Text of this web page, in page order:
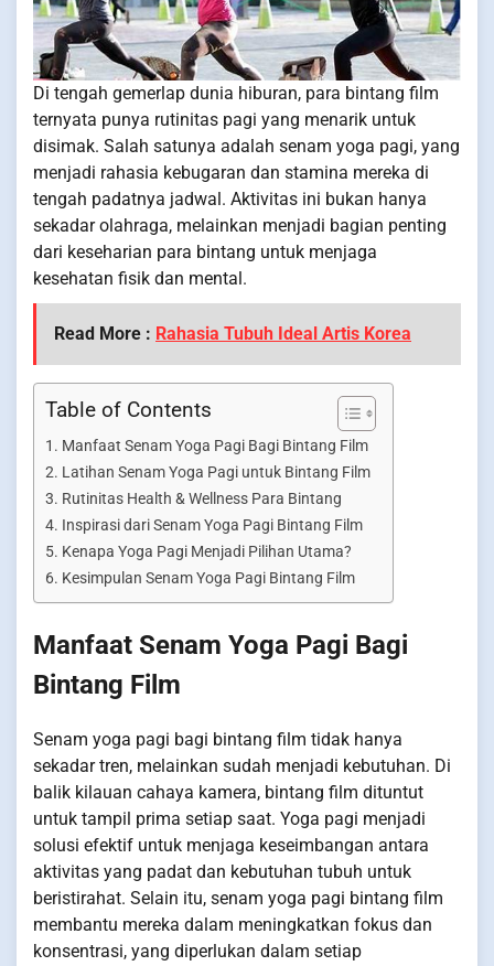
Di tengah gemerlap dunia hiburan, para bintang film
ternyata punya rutinitas pagi yang menarik untuk
disimak. Salah satunya adalah senam yoga pagi, yang
menjadi rahasia kebugaran dan stamina mereka di
tengah padatnya jadwal. Aktivitas ini bukan hanya
sekadar olahraga, melainkan menjadi bagian penting
dari keseharian para bintang untuk menjaga
kesehatan fisik dan mental.
Read More : Rahasia Tubuh Ideal Artis Korea
Table of Contents
Manfaat Senam Yoga Pagi Bagi Bintang Film
Latihan Senam Yoga Pagi untuk Bintang Film
Rutinitas Health & Wellness Para Bintang
Inspirasi dari Senam Yoga Pagi Bintang Film
Kenapa Yoga Pagi Menjadi Pilihan Utama?
Kesimpulan Senam Yoga Pagi Bintang Film
Manfaat Senam Yoga Pagi Bagi
Bintang Film
Senam yoga pagi bagi bintang film tidak hanya
sekadar tren, melainkan sudah menjadi kebutuhan. Di
balik kilauan cahaya kamera, bintang film dituntut
untuk tampil prima setiap saat. Yoga pagi menjadi
solusi efektif untuk menjaga keseimbangan antara
aktivitas yang padat dan kebutuhan tubuh untuk
beristirahat. Selain itu, senam yoga pagi bintang film
membantu mereka dalam meningkatkan fokus dan
konsentrasi, yang diperlukan dalam setiap